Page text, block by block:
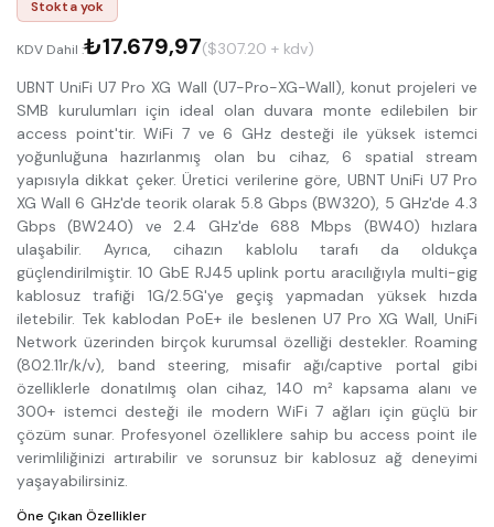
Stokta yok
KDV Dahil :₺17.679,97($307.20 + kdv)
UBNT UniFi U7 Pro XG Wall (U7-Pro-XG-Wall), konut projeleri ve
SMB kurulumları için ideal olan duvara monte edilebilen bir
access point'tir. WiFi 7 ve 6 GHz desteği ile yüksek istemci
yoğunluğuna hazırlanmış olan bu cihaz, 6 spatial stream
yapısıyla dikkat çeker. Üretici verilerine göre, UBNT UniFi U7 Pro
XG Wall 6 GHz'de teorik olarak 5.8 Gbps (BW320), 5 GHz'de 4.3
Gbps (BW240) ve 2.4 GHz'de 688 Mbps (BW40) hızlara
ulaşabilir. Ayrıca, cihazın kablolu tarafı da oldukça
güçlendirilmiştir. 10 GbE RJ45 uplink portu aracılığıyla multi-gig
kablosuz trafiği 1G/2.5G'ye geçiş yapmadan yüksek hızda
iletebilir. Tek kablodan PoE+ ile beslenen U7 Pro XG Wall, UniFi
Network üzerinden birçok kurumsal özelliği destekler. Roaming
(802.11r/k/v), band steering, misafir ağı/captive portal gibi
özelliklerle donatılmış olan cihaz, 140 m² kapsama alanı ve
300+ istemci desteği ile modern WiFi 7 ağları için güçlü bir
çözüm sunar. Profesyonel özelliklere sahip bu access point ile
verimliliğinizi artırabilir ve sorunsuz bir kablosuz ağ deneyimi
yaşayabilirsiniz.
Öne Çıkan Özellikler